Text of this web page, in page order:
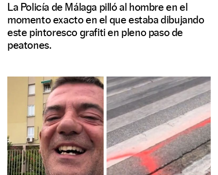
La Policía de Málaga pilló al hombre en el
momento exacto en el que estaba dibujando
este pintoresco grafiti en pleno paso de
peatones.